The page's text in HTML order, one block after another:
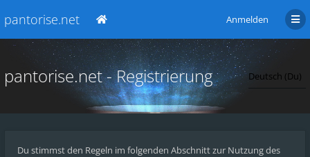
pantorise.net Anmelden
pantorise.net - Registrierung
Du stimmst den Regeln im folgenden Abschnitt zur Nutzung des